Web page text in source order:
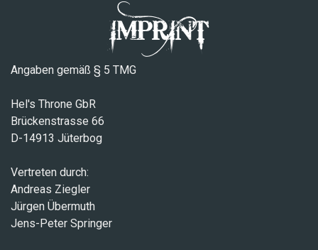
IMPRINT
Angaben gemäß § 5 TMG
Hel's Throne GbR
Brückenstrasse 66
D-14913 Jüterbog
Vertreten durch:
Andreas Ziegler
Jürgen Übermuth
Jens-Peter Springer